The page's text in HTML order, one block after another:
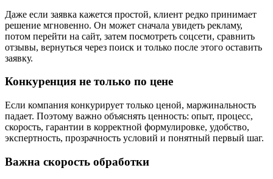
Даже если заявка кажется простой, клиент редко принимает
решение мгновенно. Он может сначала увидеть рекламу,
потом перейти на сайт, затем посмотреть соцсети, сравнить
отзывы, вернуться через поиск и только после этого оставить
заявку.
Конкуренция не только по цене
Если компания конкурирует только ценой, маржинальность
падает. Поэтому важно объяснять ценность: опыт, процесс,
скорость, гарантии в корректной формулировке, удобство,
экспертность, прозрачность условий и понятный первый шаг.
Важна скорость обработки